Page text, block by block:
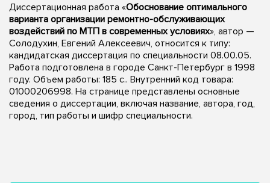
Диссертационная работа «Обоснование оптимального
варианта организации ремонтно-обслуживающих
воздействий по МТП в современных условиях», автор —
Солодухин, Евгений Алексеевич, относится к типу:
кандидатская диссертация по специальности 08.00.05.
Работа подготовлена в городе Санкт-Петербург в 1998
году. Объем работы: 185 с.. Внутренний код товара:
01000206998. На странице представлены основные
сведения о диссертации, включая название, автора, год,
город, тип работы и шифр специальности.